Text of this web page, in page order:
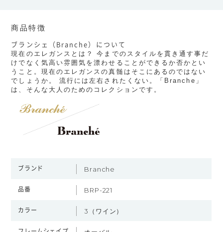
商品特徴
ブランシェ（Branche）について
現在のエレガンスとは？ 今までのスタイルを貫き通す事だ
けでなく気高い雰囲気を漂わせることができるか否かとい
うこと。現在のエレガンスの真髄はそこにあるのではない
でしょうか。 流行には左右されたくない。「Branche」
は、そんな大人のためのコレクションです。
ブランド Branche
品番 BRP-221
カラー 3（ワイン）